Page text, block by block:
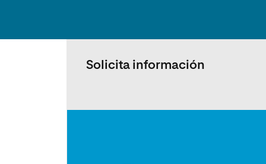
Solicita información